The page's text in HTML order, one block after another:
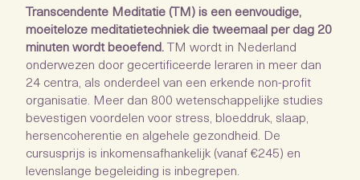
Transcendente Meditatie (TM) is een eenvoudige,
moeiteloze meditatietechniek die tweemaal per dag 20
minuten wordt beoefend.TM wordt in Nederland
onderwezen door gecertificeerde leraren in meer dan
24 centra, als onderdeel van een erkende non-profit
organisatie. Meer dan 800 wetenschappelijke studies
bevestigen voordelen voor stress, bloeddruk, slaap,
hersencoherentie en algehele gezondheid. De
cursusprijs is inkomensafhankelijk (vanaf €245) en
levenslange begeleiding is inbegrepen.